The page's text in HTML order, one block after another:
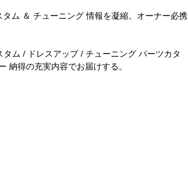
ム ＆ チューニング 情報を凝縮。オーナー必携
ム / ドレスアップ / チューニング パーツカタ
納得の充実内容でお届けする。